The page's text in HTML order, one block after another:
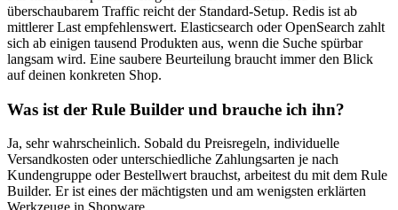
überschaubarem Traffic reicht der Standard-Setup. Redis ist ab
mittlerer Last empfehlenswert. Elasticsearch oder OpenSearch zahlt
sich ab einigen tausend Produkten aus, wenn die Suche spürbar
langsam wird. Eine saubere Beurteilung braucht immer den Blick
auf deinen konkreten Shop.
Was ist der Rule Builder und brauche ich ihn?
Ja, sehr wahrscheinlich. Sobald du Preisregeln, individuelle
Versandkosten oder unterschiedliche Zahlungsarten je nach
Kundengruppe oder Bestellwert brauchst, arbeitest du mit dem Rule
Builder. Er ist eines der mächtigsten und am wenigsten erklärten